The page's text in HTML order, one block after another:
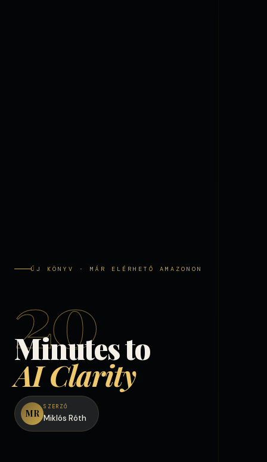
ÚJ KÖNYV · MÁR ELÉRHETŐ AMAZONON
20
Minutes to
AI Clarity
MR
SZERZŐ
Miklós Róth